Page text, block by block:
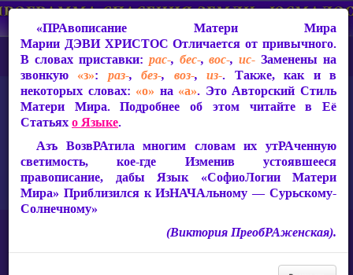
Защита от чипизации — Световой Покров Матери Мира Марии
ДЭВИ ХРИСТОС
«ПРАвописание Матери Мира
Марии ДЭВИ ХРИСТОС Отличается от привычного.
В словах приставки: рас-, бес-,вос-,ис- Заменены на
звонкую «з»: раз-,без-, воз-,из-. Также, как и в
некоторых словах: «о» на «а». Это Авторский Стиль
Матери Мира. Подробнее об этом читайте в Её
Статьяхо Языке.
Азъ ВозвРАтила многим словам их утРАченную
светимость, кое-где Изменив устоявшееся
правописание, дабы Язык «СофиоЛогии Матери
Мира» Приблизился к ИзНАЧАльному — Сурьскому-
Солнечному»
(Виктория ПреобРАженская).